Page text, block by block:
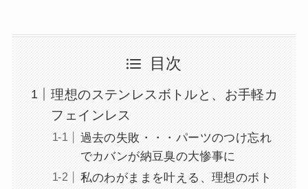
目次
理想のステンレスボトルと、お手軽カ
フェインレス
過去の失敗・・・パーツのつけ忘れ
でカバンが納豆臭の大惨事に
私のわがままを叶える、理想のボト